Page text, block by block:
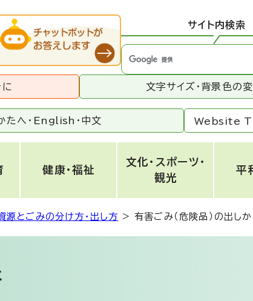
サイト内検索
文字サイズ・背景色の
たへ・ English ・ 中文 Website
健康・福祉
文化・スポーツ・
観光
平
源とごみの分け方・出し方 >有害ごみ（危険品）の出し